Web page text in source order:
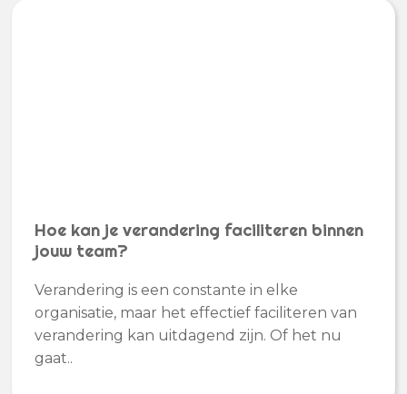
Hoe kan je verandering faciliteren binnen
jouw team?
Verandering is een constante in elke
organisatie, maar het effectief faciliteren van
verandering kan uitdagend zijn. Of het nu
gaat..